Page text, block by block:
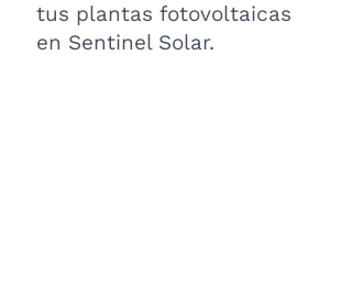
tus plantas fotovoltaicas
en Sentinel Solar.